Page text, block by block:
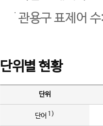
관용구 표제어
단위별 현황
단위
단어 1)